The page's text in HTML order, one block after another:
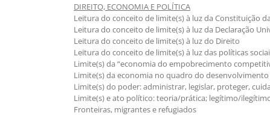
DIREITO, ECONOMIA E POLÍTICA
Leitura do conceito de limite(s) à luz da Constituição
Leitura do conceito de limite(s) à luz da Declaração
Leitura do conceito de limite(s) à luz do Direito
Leitura do conceito de limite(s) à luz das políticas
Limite(s) da “economia do empobrecimento
Limite(s) da economia no quadro do
Limite(s) do poder: administrar, legislar, proteger,
Limite(s) e ato político: teoria/prática; legítimo/
Fronteiras, migrantes e refugiados